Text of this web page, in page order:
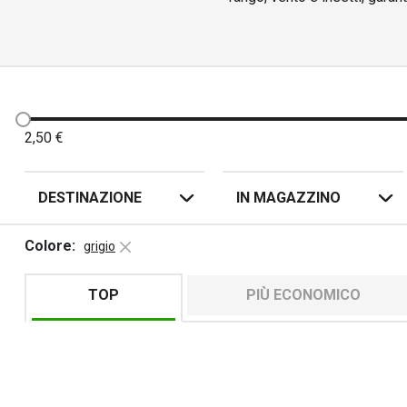
Le maschere da
2,50 €
DESTINAZIONE IN MAGAZZINO
Colore: grigio
TOP PIÙ ECONOMICO